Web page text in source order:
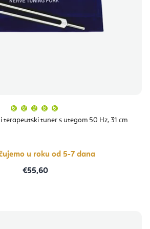
terapeutski tuner s utegom 50 Hz, 31 cm
proizvoda
je
zvjezdica.
u roku od 5-7 dana
€55,60